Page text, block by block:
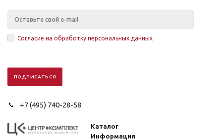
Согласие на обработку персональных данных
+7 (495) 740-28-58
Каталог
Информация